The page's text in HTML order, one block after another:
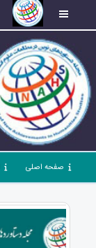
صفحه اصلی